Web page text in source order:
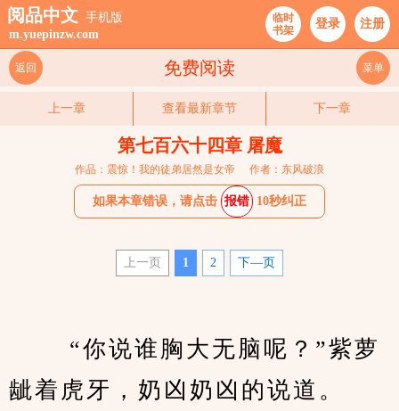
阅品中文 手机版
m.yuepinzw.com
临时
书架
登录 注册
免费阅读
返回 菜单
上一章 查看最新章节 下一章
第七百六十四章 屠魔
作品：震惊！我的徒弟居然是女帝 作者：东风破浪
如果本章错误，请点击 报错 10秒纠正
上一页 1 2 下—页
“你说谁胸大无脑呢？”紫萝
龇着虎牙，奶凶奶凶的说道。